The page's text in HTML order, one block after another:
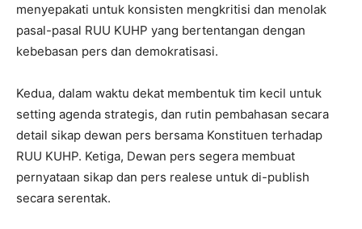
menyepakati untuk konsisten mengkritisi dan menolak
pasal-pasal RUU KUHP yang bertentangan dengan
kebebasan pers dan demokratisasi.
Kedua, dalam waktu dekat membentuk tim kecil untuk
setting agenda strategis, dan rutin pembahasan secara
detail sikap dewan pers bersama Konstituen terhadap
RUU KUHP. Ketiga, Dewan pers segera membuat
pernyataan sikap dan pers realese untuk di-publish
secara serentak.